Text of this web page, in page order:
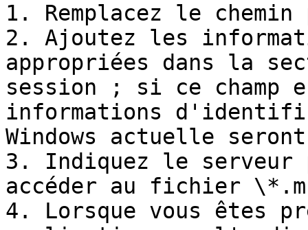
1. Remplacez le
2. Ajoutez les
appropriées dans la
session ; si ce
informations
Windows actuelle
3. Indiquez le serveur
accéder au fichier
4. Lorsque vous êtes